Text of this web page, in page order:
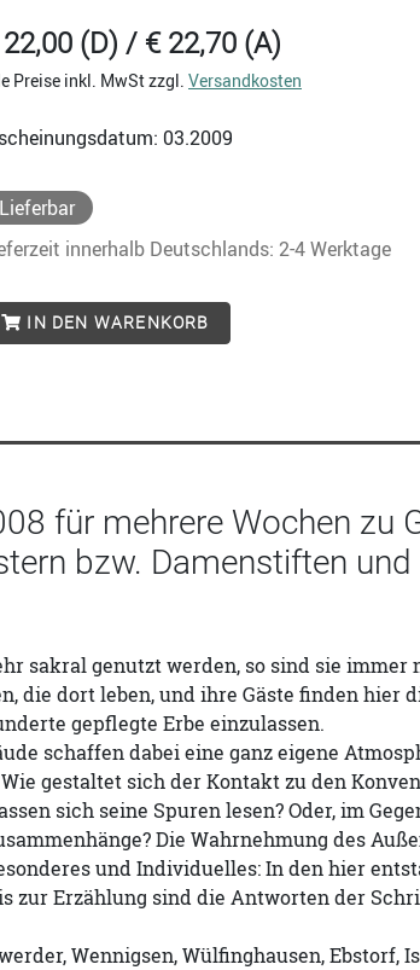
(D) / € 22,70 (A)
Preise inkl. MwSt zzgl. Versandkosten
03.2009
Lieferbar
innerhalb Deutschlands: 2-4 Werktage
IN DEN WARENKORB
für mehrere Wochen zu
bzw. Damenstiften
sakral genutzt werden, so sind sie immer
die dort leben, und ihre Gäste finden hier
gepflegte Erbe einzulassen.
schaffen dabei eine ganz eigene
gestaltet sich der Kontakt zu den
sich seine Spuren lesen? Oder, im
Die Wahrnehmung des
und Individuelles: In den hier
zur Erzählung sind die Antworten der
Wennigsen, Wülfinghausen, Ebstorf,